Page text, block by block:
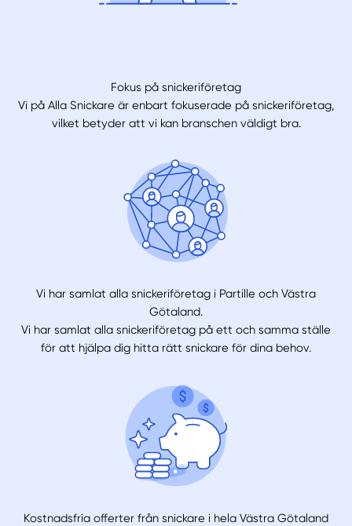
Fokus på snickeriföretag
Vi på Alla Snickare är enbart fokuserade på snickeriföretag,
vilket betyder att vi kan branschen väldigt bra.
Vi har samlat alla snickeriföretag i Partille och Västra
Götaland.
Vi har samlat alla snickeriföretag på ett och samma ställe
för att hjälpa dig hitta rätt snickare för dina behov.
Kostnadsfria offerter från snickare i hela Västra Götaland